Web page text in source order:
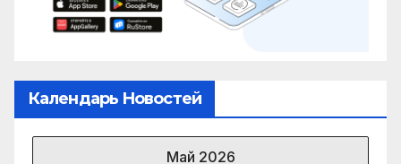
Календарь Новостей
Май 2026